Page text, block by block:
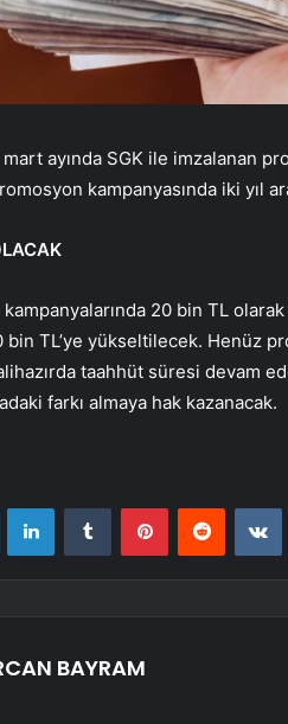
mart ayında SGK ile imzalanan
kampanyasında iki
20 bin TL
bin TL’ye yükseltilecek. Henüz
taahhüt süresi devam
farkı almaya hak kazanacak.
LinkedInTumblr PinterestReddit
BAYRAM